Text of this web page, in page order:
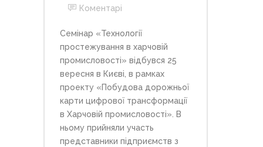
Коментарі
Семінар «Технології
простежування в харчовій
промисловості» відбувся 25
вересня в Києві, в рамках
проекту «Побудова дорожньої
карти цифрової трансформації
в Харчовій промисловості». В
ньому прийняли участь
представники підприємств з